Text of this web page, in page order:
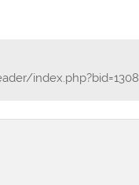
index.php?bid=1308